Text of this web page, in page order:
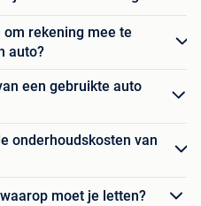
rekening mee te
auto?
een gebruikte auto
onderhoudskosten van
moet je letten?